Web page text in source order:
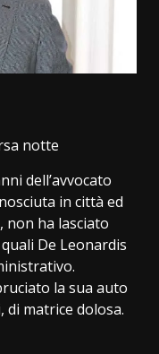
notte
dell’avvocato
in città ed
non ha lasciato
De Leonardis
la sua auto
matrice dolosa.